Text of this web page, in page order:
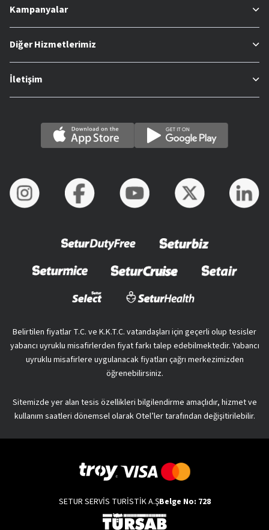
Kampanyalar
Diğer Hizmetlerimiz
İletişim
Belirtilen fiyatlar T.C. ve K.K.T.C. vatandaşları için geçerli olup tesisler
yabancı uyruklu misafirlerden fiyat farkı talep edebilmektedir. Yabancı
uyruklu misafirlere uygulanacak fiyatları çağrı merkezimizden
öğrenebilirsiniz.
Sitemizde yer alan tesis özellikleri bilgilendirme amaçlıdır, hizmet ve
kullanım saatleri dönemsel olarak Otel’ler tarafından değişitirilebilir.
SETUR SERVİS TURİSTİK A.ŞBelge No: 728